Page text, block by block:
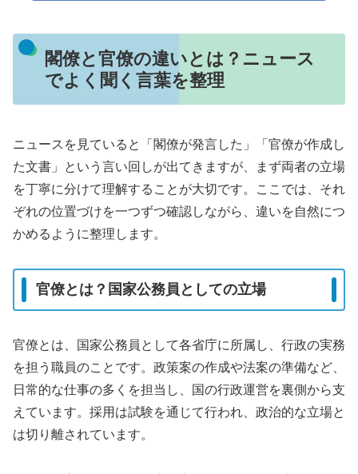
閣僚と官僚の違いとは？ニュース
でよく聞く言葉を整理
ニュースを見ていると「閣僚が発言した」「官僚が作成し
た文書」という言い回しが出てきますが、まず両者の立場
を丁寧に分けて理解することが大切です。ここでは、それ
ぞれの位置づけを一つずつ確認しながら、違いを自然につ
かめるように整理します。
官僚とは？国家公務員としての立場
官僚とは、国家公務員として各省庁に所属し、行政の実務
を担う職員のことです。政策案の作成や法案の準備など、
日常的な仕事の多くを担当し、国の行政運営を裏側から支
えています。採用は試験を通じて行われ、政治的な立場と
は切り離されています。